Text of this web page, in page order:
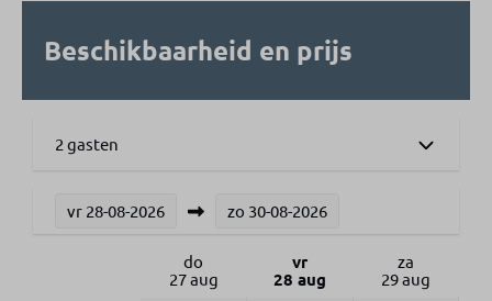
Beschikbaarheid en prijs
2 gasten
vr 28-08-2026 zo 30-08-2026
do
27 aug
vr
28 aug
za
29 aug